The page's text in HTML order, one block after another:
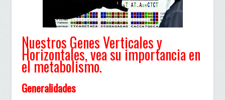
horizontales,su
importancia
el
metabolismo
Nuestros Genes Verticales y
Horizontales, vea su importancia en
el metabolismo.
Generalidades